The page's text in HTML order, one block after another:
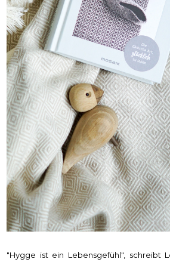
"Hygge ist ein Lebensgefühl", schreibt